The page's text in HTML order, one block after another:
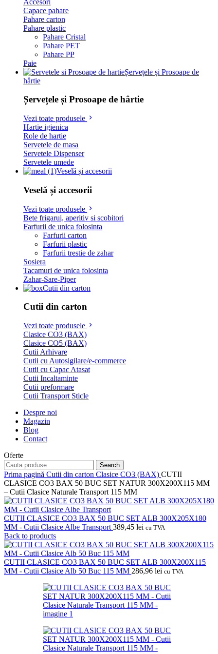
Capace pahare
Pahare carton
Pahare plastic
Pahare Cristal
Pahare PET
Pahare PP
Paie
Șervețele și Prosoape de
hârtie
Șervețele și Prosoape de hârtie
Vezi toate produsele
Hartie igienica
Role de hartie
Servetele de masa
Servetele Dispenser
Servetele umede
Veselă și accesorii
Veselă și accesorii
Vezi toate produsele
Bete frigarui, aperitiv si scobitori
Farfurii de unica folosinta
Farfurii carton
Farfurii plastic
Farfurii trestie de zahar
Sosiera
Tacamuri de unica folosinta
Zahar-Sare-Piper
Cutii din carton
Cutii din carton
Vezi toate produsele
Clasice CO3 (BAX)
Clasice CO5 (BAX)
Cutii Arhivare
Cutii cu Autosigilare/e-commerce
Cutii cu Capac Atasat
Cutii Incaltaminte
Cutii preformare
Cutii Transport Sticle
Despre noi
Magazin
Blog
Contact
Oferte
Search
Prima pagină Cutii din carton Clasice CO3 (BAX) CUTII
CLASICE CO3 BAX 50 BUC SET NATUR 300X200X115 MM
– Cutii Clasice Naturale Transport 115 MM
CUTII CLASICE CO3 BAX 50 BUC SET ALB 300X205X180
MM - Cutii Clasice Albe Transport 389,45 lei cu TVA
Back to products
CUTII CLASICE CO3 BAX 50 BUC SET ALB 300X200X115
MM - Cutii Clasice Alb 50 Buc 115 MM 286,96 lei cu TVA